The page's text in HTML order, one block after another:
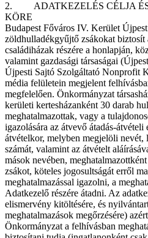
2. ADATKEZELÉS CÉLJA ÉS
KÖRE
Budapest Főváros IV. Kerület
zöldhulladékgyűjtő zsákokat biztosít
családiházak részére a honlapján,
valamint gazdasági társaságai
Újpesti Sajtó Szolgáltató Nonprofit
média felületein megjelent
megfelelően. Önkormányzat
kerületi kertesházanként 30 darab
meghatalmazottak, vagy a
igazolására az átvevő átadás-
átvételkor, melyben megjelöli
számát, valamint az átvételt
mások nevében,
zsákot, köteles jogosultságát erről
meghatalmazással igazolni, a
Adatkezelő részére átadni. Az
elismervény kitöltésére, és
meghatalmazások megőrzésére)
Önkormányzat a felhívásban